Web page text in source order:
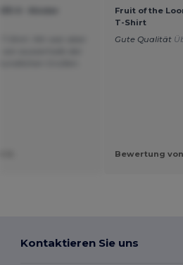
Fruit of the
T-Shirt
Gute Qualität
Bewertung
Kontaktieren Sie uns